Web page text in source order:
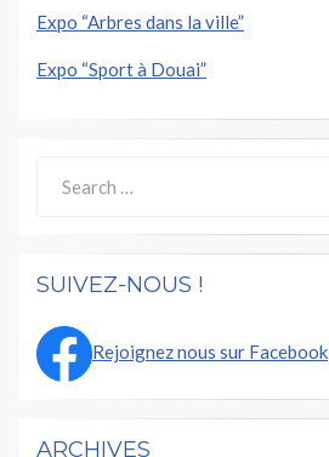
Expo “Arbres dans la ville”
Expo “Sport à Douai”
for:
SUIVEZ-NOUS !
Rejoignez nous sur Facebook
ARCHIVES